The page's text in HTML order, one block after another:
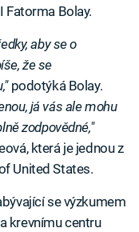
Fatorma Bolay.
aby se o
že se
podotýká Bolay.
já vás ale mohu
zodpovědné,"
která je jednou z
United States.
se výzkumem
krevnímu centru